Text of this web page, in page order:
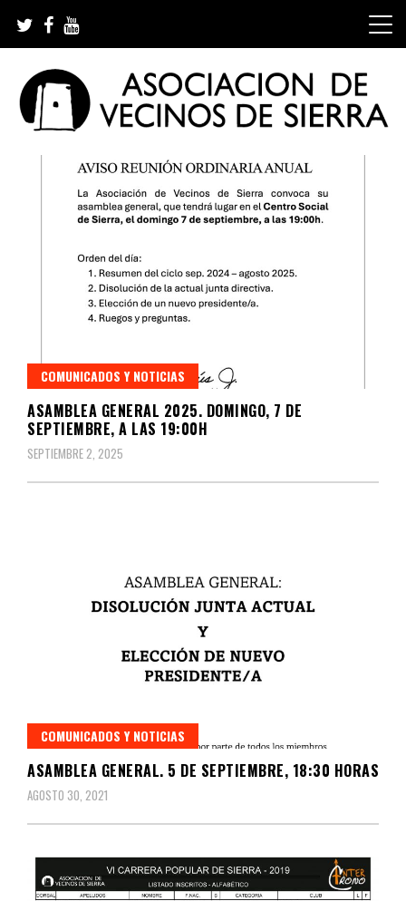
content
Asociación de Vecinos de Sierra
COMUNICADOS Y NOTICIAS
ASAMBLEA GENERAL 2025. DOMINGO, 7 DE
SEPTIEMBRE, A LAS 19:00H
SEPTIEMBRE 2, 2025
COMUNICADOS Y NOTICIAS
ASAMBLEA GENERAL. 5 DE SEPTIEMBRE, 18:30 HORAS
AGOSTO 30, 2021